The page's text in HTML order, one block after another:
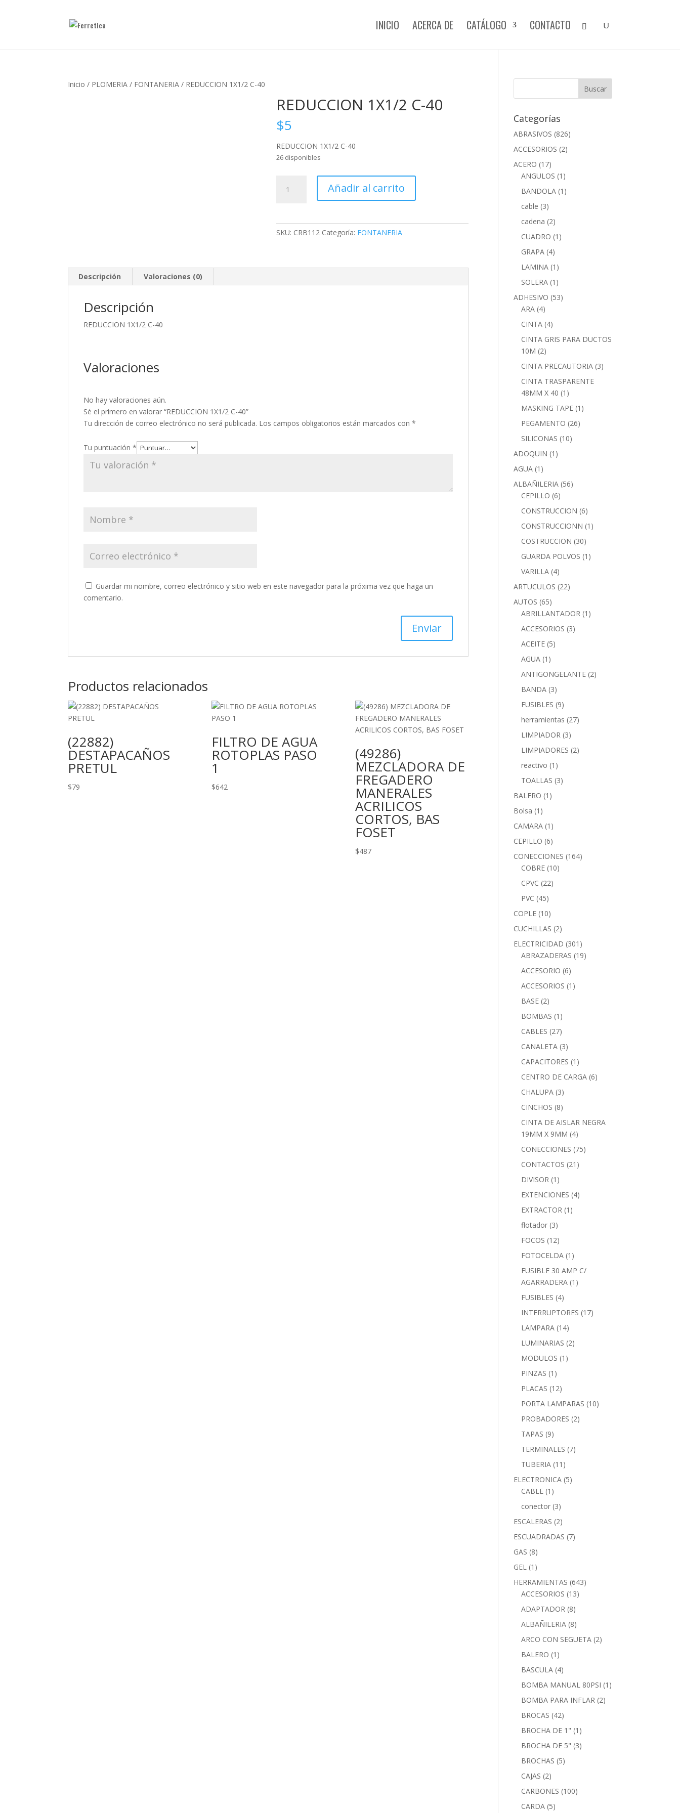
INICIO ACERCA DE CATÁLOGO CONTACTO
Inicio / PLOMERIA / FONTANERIA / REDUCCION 1X1/2 C-40
REDUCCION 1X1/2 C-40
$5
REDUCCION 1X1/2 C-40
26 disponibles
1X1/2
Añadir al carrito
SKU: CRB112 Categoría: FONTANERIA
Descripción Valoraciones (0)
Descripción
REDUCCION 1X1/2 C-40
Valoraciones
No hay valoraciones aún.
Sé el primero en valorar “REDUCCION 1X1/2 C-40”
Tu dirección de correo electrónico no será publicada. Los campos obligatorios están marcados con*
Tu puntuación*
Guardar mi nombre, correo electrónico y sitio web en este navegador para la próxima vez que haga un
comentario.
Productos relacionados
(22882)
DESTAPACAÑOS
PRETUL
$79
FILTRO DE AGUA
ROTOPLAS PASO
1
$642
(49286)
MEZCLADORA DE
FREGADERO
MANERALES
ACRILICOS
CORTOS, BAS
FOSET
$487
Categorías
ABRASIVOS (826)
ACCESORIOS (2)
ACERO (17)
ANGULOS (1)
BANDOLA (1)
cable (3)
cadena (2)
CUADRO (1)
GRAPA (4)
LAMINA (1)
SOLERA (1)
ADHESIVO (53)
ARA (4)
CINTA (4)
CINTA GRIS PARA DUCTOS
10M (2)
CINTA PRECAUTORIA (3)
CINTA TRASPARENTE
48MM X 40 (1)
MASKING TAPE (1)
PEGAMENTO (26)
SILICONAS (10)
ADOQUIN (1)
AGUA (1)
ALBAÑILERIA (56)
CEPILLO (6)
CONSTRUCCION (6)
CONSTRUCCIONN (1)
COSTRUCCION (30)
GUARDA POLVOS (1)
VARILLA (4)
ARTUCULOS (22)
AUTOS (65)
ABRILLANTADOR (1)
ACCESORIOS (3)
ACEITE (5)
AGUA (1)
ANTIGONGELANTE (2)
BANDA (3)
FUSIBLES (9)
herramientas (27)
LIMPIADOR (3)
LIMPIADORES (2)
reactivo (1)
TOALLAS (3)
BALERO (1)
Bolsa (1)
CAMARA (1)
CEPILLO (6)
CONECCIONES (164)
COBRE (10)
CPVC (22)
PVC (45)
COPLE (10)
CUCHILLAS (2)
ELECTRICIDAD (301)
ABRAZADERAS (19)
ACCESORIO (6)
ACCESORIOS (1)
BASE (2)
BOMBAS (1)
CABLES (27)
CANALETA (3)
CAPACITORES (1)
CENTRO DE CARGA (6)
CHALUPA (3)
CINCHOS (8)
CINTA DE AISLAR NEGRA
19MM X 9MM (4)
CONECCIONES (75)
CONTACTOS (21)
DIVISOR (1)
EXTENCIONES (4)
EXTRACTOR (1)
flotador (3)
FOCOS (12)
FOTOCELDA (1)
FUSIBLE 30 AMP C/
AGARRADERA (1)
FUSIBLES (4)
INTERRUPTORES (17)
LAMPARA (14)
LUMINARIAS (2)
MODULOS (1)
PINZAS (1)
PLACAS (12)
PORTA LAMPARAS (10)
PROBADORES (2)
TAPAS (9)
TERMINALES (7)
TUBERIA (11)
ELECTRONICA (5)
CABLE (1)
conector (3)
ESCALERAS (2)
ESCUADRADAS (7)
GAS (8)
GEL (1)
HERRAMIENTAS (643)
ACCESORIOS (13)
ADAPTADOR (8)
ALBAÑILERIA (8)
ARCO CON SEGUETA (2)
BALERO (1)
BASCULA (4)
BOMBA MANUAL 80PSI (1)
BOMBA PARA INFLAR (2)
BROCAS (42)
BROCHA DE 1" (1)
BROCHA DE 5" (3)
BROCHAS (5)
CAJAS (2)
CARBONES (100)
CARDA (5)